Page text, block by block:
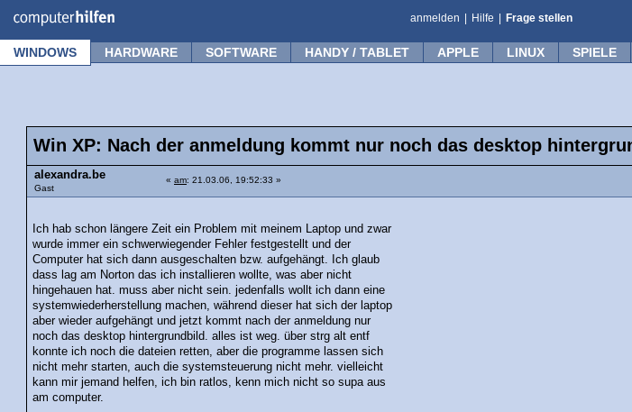
anmelden Hilfe Frage stellen
WINDOWS HARDWARE SOFTWARE HANDY / TABLET APPLE LINUX SPIELE
Win XP: Nach der anmeldung kommt nur noch das desktop
alexandra.be
Gast
« am: 21.03.06, 19:52:33 »
Ich hab schon längere Zeit ein Problem mit meinem Laptop und zwar
wurde immer ein schwerwiegender Fehler festgestellt und der
Computer hat sich dann ausgeschalten bzw. aufgehängt. Ich glaub
dass lag am Norton das ich installieren wollte, was aber nicht
hingehauen hat. muss aber nicht sein. jedenfalls wollt ich dann eine
systemwiederherstellung machen, während dieser hat sich der laptop
aber wieder aufgehängt und jetzt kommt nach der anmeldung nur
noch das desktop hintergrundbild. alles ist weg. über strg alt entf
konnte ich noch die dateien retten, aber die programme lassen sich
nicht mehr starten, auch die systemsteuerung nicht mehr. vielleicht
kann mir jemand helfen, ich bin ratlos, kenn mich nicht so supa aus
am computer.